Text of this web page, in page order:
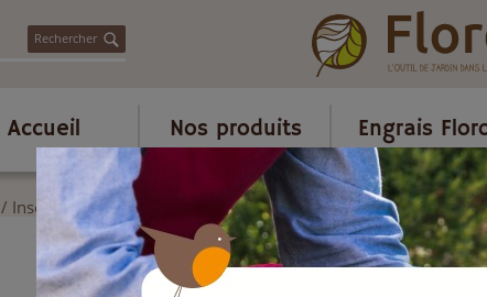
Rechercher
Accueil Nos produits Engrais
/ Insecticide ménager, raticides et piégeage/Raticide /10